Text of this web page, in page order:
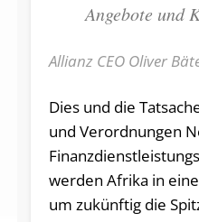
Angebote und
Allianz CEO Oliver
Dies und die
und Verordnungen
werden Afrika in
um zukünftig die